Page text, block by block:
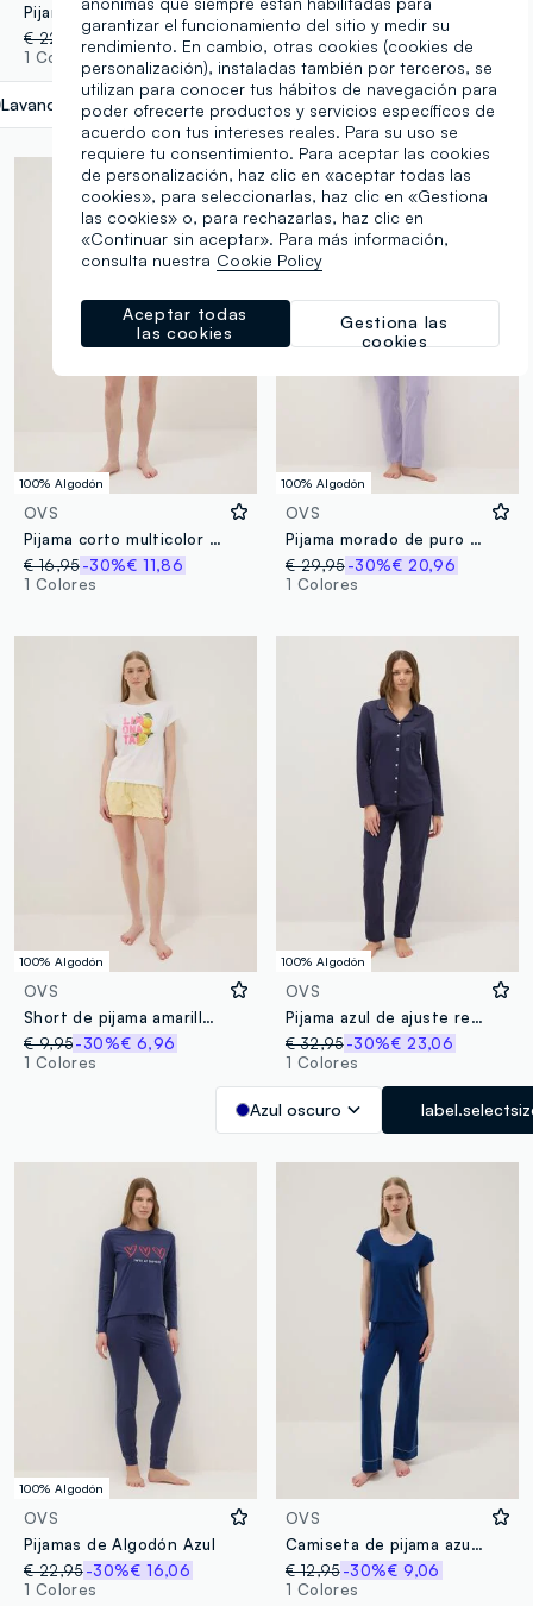
Pijama de algodón puro violeta ajuste regular con corazón
€ 22,95-30%
€ 16,06
1 Colores
Lavanda label.selectsize
€ 22,95
-30%
€ 16,06
1 Colores
100% Algodón
OVS
Pijama corto multicolor de algodón puro, corte regular con estampado
€ 16,95-30%€ 11,86
1 Colores
100% Algodón
OVS
Pijama morado de puro algodón con cuello serafino y estampado floral
€ 29,95 -30%€ 20,96
1 Colores
100% Algodón
OVS
Short de pijama amarillo de algodón puro con estampado de limones y cordón rosa
€ 9,95-30%€ 6,96
1 Colores
100% Algodón
OVS
Pijama azul de ajuste regular en algodón puro con bolsillo y cuello en V
€ 32,95 -30%€ 23,06
1 Colores
Azul oscuro
100% Algodón
OVS
Pijamas de Algodón Azul
€ 22,95-30%€ 16,06
1 Colores
OVS
Camiseta de pijama azul de ajuste regular en mezcla de viscosa elástica
€ 12,95 -30%€ 9,06
1 Colores
garantizar el funcionamiento del sitio y medir su
rendimiento. En cambio, otras cookies (cookies de
personalización), instaladas también por terceros, se
utilizan para conocer tus hábitos de navegación para
poder ofrecerte productos y servicios específicos de
acuerdo con tus intereses reales. Para su uso se
requiere tu consentimiento. Para aceptar las cookies
de personalización, haz clic en «aceptar todas las
cookies», para seleccionarlas, haz clic en «Gestiona
las cookies» o, para rechazarlas, haz clic en
«Continuar sin aceptar». Para más información,
consulta nuestra Cookie Policy
Gestiona las
cookies
Aceptar todas
las cookies